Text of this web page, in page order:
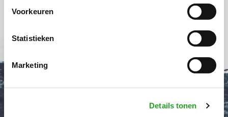
Voorkeuren
Statistieken
Marketing
Details tonen
Cultuurhuis Almere Buiten